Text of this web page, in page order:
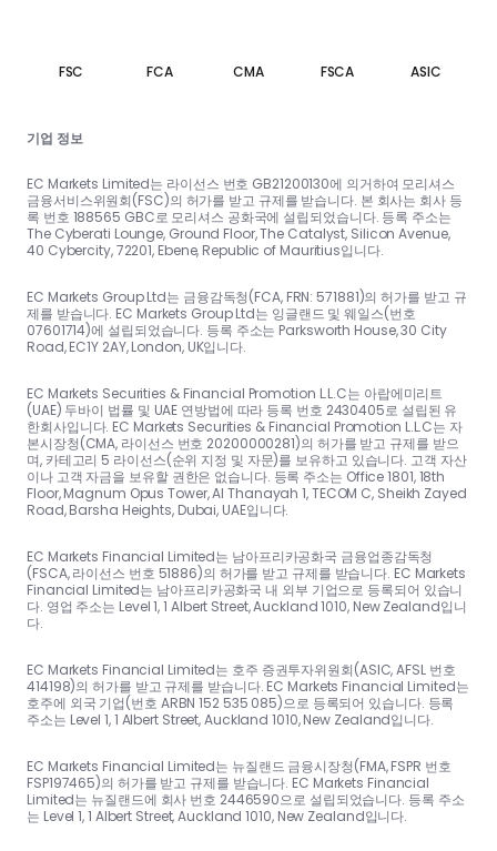
FSC FCA CMA FSCA ASIC
기업 정보
EC Markets Limited는 라이선스 번호 GB21200130에 의거하여 모리셔스
금융서비스위원회(FSC)의 허가를 받고 규제를 받습니다. 본 회사는 회사 등
록 번호 188565 GBC로 모리셔스 공화국에 설립되었습니다. 등록 주소는
The Cyberati Lounge, Ground Floor, The Catalyst, Silicon Avenue,
40 Cybercity, 72201, Ebene, Republic of Mauritius입니다.
EC Markets Group Ltd는 금융감독청(FCA, FRN: 571881)의 허가를 받고 규
제를 받습니다. EC Markets Group Ltd는 잉글랜드 및 웨일스(번호
07601714)에 설립되었습니다. 등록 주소는 Parksworth House, 30 City
Road, EC1Y 2AY, London, UK입니다.
EC Markets Securities & Financial Promotion L.L.C는 아랍에미리트
(UAE) 두바이 법률 및 UAE 연방법에 따라 등록 번호 2430405로 설립된 유
한회사입니다. EC Markets Securities & Financial Promotion L.L.C는 자
본시장청(CMA, 라이선스 번호 20200000281)의 허가를 받고 규제를 받으
며, 카테고리 5 라이선스(순위 지정 및 자문)를 보유하고 있습니다. 고객 자산
이나 고객 자금을 보유할 권한은 없습니다. 등록 주소는 Office 1801, 18th
Floor, Magnum Opus Tower, Al Thanayah 1, TECOM C, Sheikh Zayed
Road, Barsha Heights, Dubai, UAE입니다.
EC Markets Financial Limited는 남아프리카공화국 금융업종감독청
(FSCA, 라이선스 번호 51886)의 허가를 받고 규제를 받습니다. EC Markets
Financial Limited는 남아프리카공화국 내 외부 기업으로 등록되어 있습니
다. 영업 주소는 Level 1, 1 Albert Street, Auckland 1010, New Zealand입니
다.
EC Markets Financial Limited는 호주 증권투자위원회(ASIC, AFSL 번호
414198)의 허가를 받고 규제를 받습니다. EC Markets Financial Limited는
호주에 외국 기업(번호 ARBN 152 535 085)으로 등록되어 있습니다. 등록
주소는 Level 1, 1 Albert Street, Auckland 1010, New Zealand입니다.
EC Markets Financial Limited는 뉴질랜드 금융시장청(FMA, FSPR 번호
FSP197465)의 허가를 받고 규제를 받습니다. EC Markets Financial
Limited는 뉴질랜드에 회사 번호 2446590으로 설립되었습니다. 등록 주소
는 Level 1, 1 Albert Street, Auckland 1010, New Zealand입니다.